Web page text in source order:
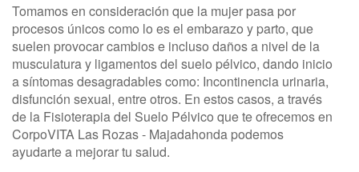
Tomamos en consideración que la mujer pasa por
procesos únicos como lo es el embarazo y parto, que
suelen provocar cambios e incluso daños a nivel de la
musculatura y ligamentos del suelo pélvico, dando inicio
a síntomas desagradables como: Incontinencia urinaria,
disfunción sexual, entre otros. En estos casos, a través
de la Fisioterapia del Suelo Pélvico que te ofrecemos en
CorpoVITA Las Rozas - Majadahonda podemos
ayudarte a mejorar tu salud.